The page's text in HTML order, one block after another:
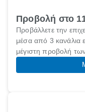
Προβολή στο
Προβάλλετε την
μέσα από 3 κανάλια
μέγιστη προβολή